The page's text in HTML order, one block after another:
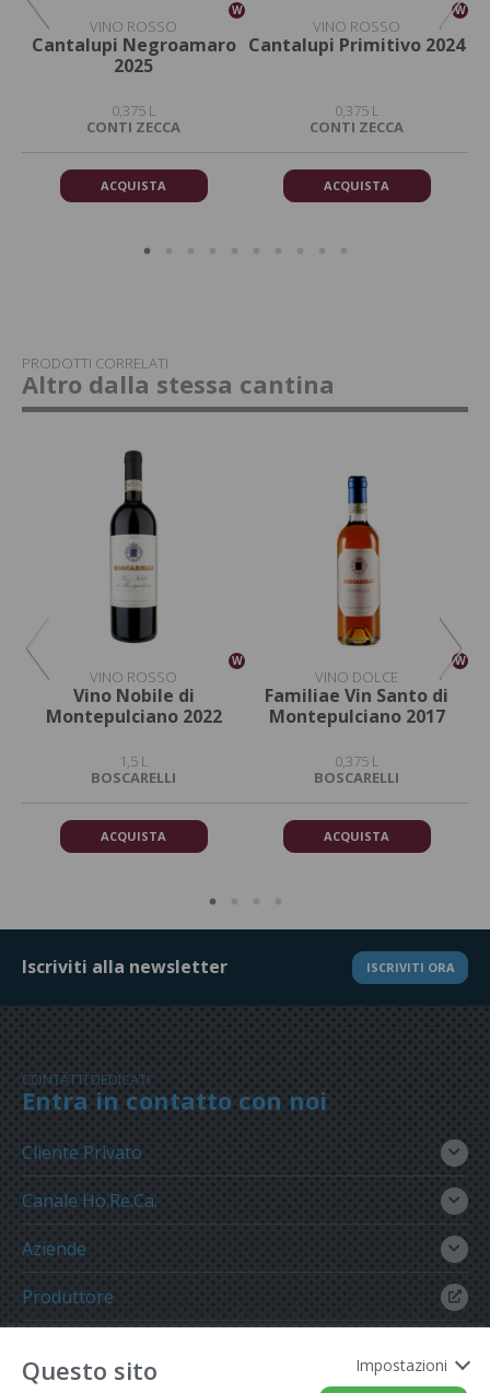
W
VINO ROSSO
Cantalupi Negroamaro
2025
0,375 L
CONTI ZECCA
ACQUISTA
W
VINO ROSSO
Cantalupi Primitivo 2024
0,375 L
CONTI ZECCA
ACQUISTA
PRODOTTI CORRELATI
Altro dalla stessa cantina
W
VINO ROSSO
Vino Nobile di
Montepulciano 2022
1,5 L
BOSCARELLI
ACQUISTA
W
VINO DOLCE
Familiae Vin Santo di
Montepulciano 2017
0,375 L
BOSCARELLI
ACQUISTA
Iscriviti alla newsletter ISCRIVITI ORA
CONTATTI DEDICATI
Entra in contatto con noi
Cliente Privato
Canale Ho.Re.Ca.
Aziende
Produttore
Questo sito
Impostazioni